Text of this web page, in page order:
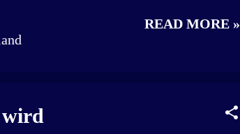
diese Welt ein Stück besser
Hoffmann. Für ihn sei das kein
ein konsequenter Weg. Sein Film
einer Kinotour durch 35 Städte.
und Intervention ist. Was als
READ MORE »
wird